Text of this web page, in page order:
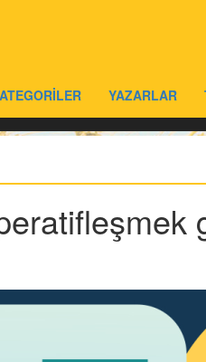
YAZARLAR